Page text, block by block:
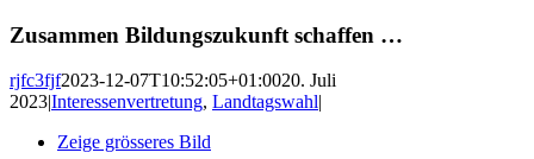
Zusammen Bildungszukunft schaffen …
rjfc3fjf2023-12-07T10:52:05+01:0020. Juli
2023|Interessenvertretung, Landtagswahl|
Zeige grösseres Bild